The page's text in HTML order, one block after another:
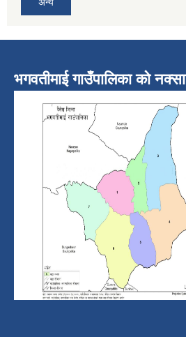
अन्य
भगवतीमाई गाउँपालिका को नक्सा